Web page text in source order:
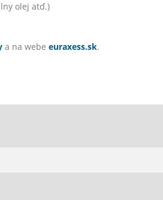
olej atď.)
a na webe euraxess.sk.